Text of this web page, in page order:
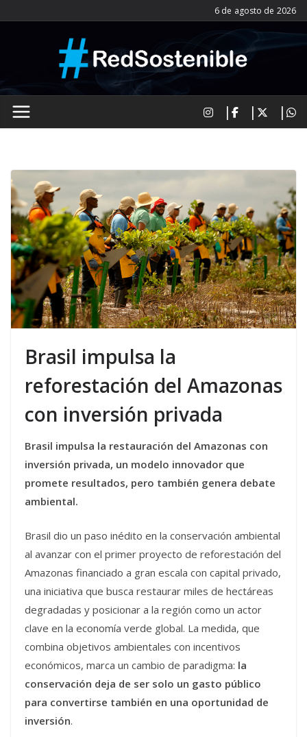
al
6 de agosto de 2026
Brasil impulsa la
reforestación del Amazonas
con inversión privada
Brasil impulsa la restauración del Amazonas con
inversión privada, un modelo innovador que
promete resultados, pero también genera debate
ambiental.
Brasil dio un paso inédito en la conservación ambiental
al avanzar con el primer proyecto de reforestación del
Amazonas financiado a gran escala con capital privado,
una iniciativa que busca restaurar miles de hectáreas
degradadas y posicionar a la región como un actor
clave en la economía verde global. La medida, que
combina objetivos ambientales con incentivos
económicos, marca un cambio de paradigma: la
conservación deja de ser solo un gasto público
para convertirse también en una oportunidad de
inversión.